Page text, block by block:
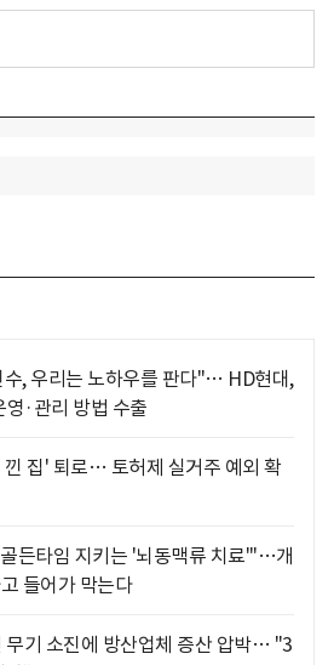
수, 우리는 노하우를 판다"… HD현대,
·관리 방법 수출
낀 집' 퇴로… 토허제 실거주 예외 확
든타임 지키는 '뇌동맥류 치료'"…개
들어가 막는다
무기 소진에 방산업체 증산 압박… "3